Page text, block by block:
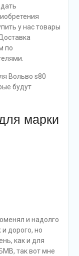
у нас товары
по
Вольво s80
будут
марки
и надолго
дорого, но
как и для
так вот мне